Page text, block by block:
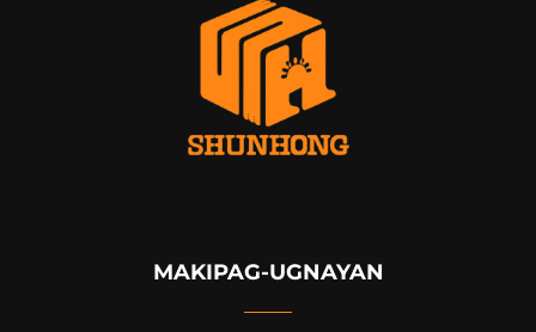
MAKIPAG-UGNAYAN